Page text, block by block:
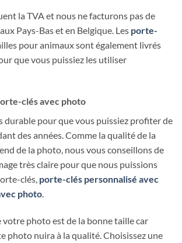
la TVA et nous ne facturons pas de
Pays-Bas et en Belgique. Les porte-
pour animaux sont également livrés
que vous puissiez les utiliser
clés avec photo
durable pour que vous puissiez profiter de
des années. Comme la qualité de la
de la photo, nous vous conseillons de
très claire pour que nous puissions
clés, porte-clés personnalisé avec
photo.
votre photo est de la bonne taille car
photo nuira à la qualité. Choisissez une